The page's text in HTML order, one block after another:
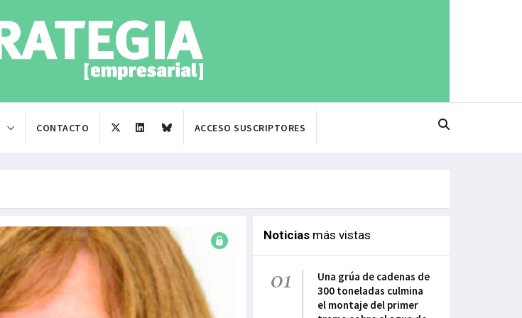
CONTACTO ACCESO SUSCRIPTORES
Noticiasmás vistas
01
Una grúa de cadenas de
300 toneladas culmina
el montaje del primer